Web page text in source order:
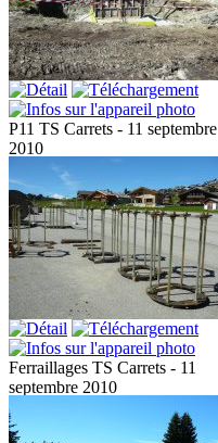
P11 TS Carrets - 11 septembre
2010
Ferraillages TS Carrets - 11
septembre 2010